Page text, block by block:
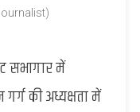
सभागार में
गर्ग की अध्यक्षता में